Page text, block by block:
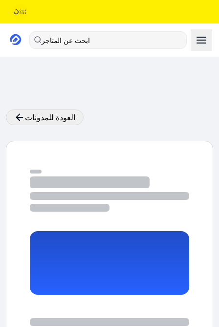
ابحث عن المتاجر
العودة للمدونات